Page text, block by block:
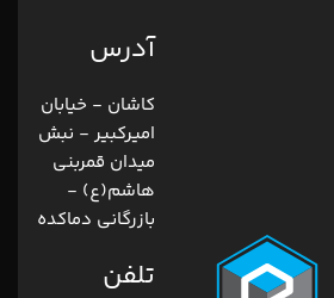
آدرس
کاشان - خیابان
امیرکبیر - نبش
میدان قمربنی
هاشم(ع) -
بازرگانی دماکده
تلفن